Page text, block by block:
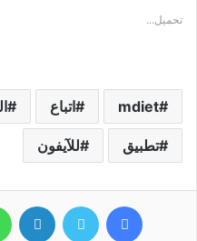
تحميل...
mdiet اتباع
تطبيق للآيفون
فيسبوك تويتر